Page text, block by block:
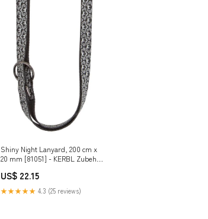
Shiny Night Lanyard, 200 cm x
20 mm [81051] - KERBL Zubehör
US$ 22.15
★★★★★ 4.3 (25 reviews)